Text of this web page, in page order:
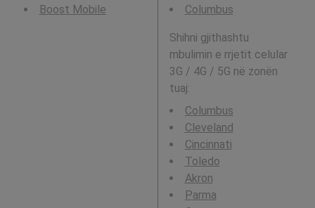
Boost Mobile
Columbus
Shihni gjithashtu
mbulimin e rrjetit celular
3G / 4G / 5G në zonën
tuaj:
Columbus
Cleveland
Cincinnati
Toledo
Akron
Parma